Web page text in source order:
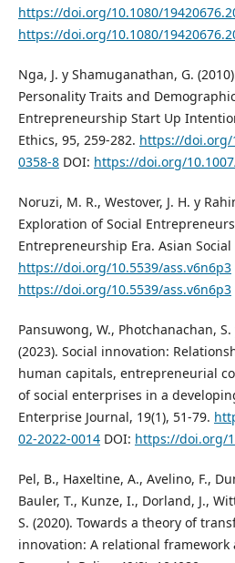
https://doi.org/10.1080/
https://doi.org/10.1080/
Nga, J. y Shamuganathan, G.
Personality Traits and
Entrepreneurship Start Up
Ethics, 95, 259-282. https://doi.org/
0358-8DOI: https://doi.org/
Noruzi, M. R., Westover, J. H. y
Exploration of Social
Entrepreneurship Era. Asian Social
https://doi.org/10.5539/ass.v6n6p3
https://doi.org/10.5539/ass.v6n6p3
Pansuwong, W., Photchanachan,
(2023). Social innovation:
human capitals, entrepreneurial
of social enterprises in a
Enterprise Journal, 19(1), 51-79.
02-2022-0014DOI: https://doi.org/
Pel, B., Haxeltine, A., Avelino, F.,
Bauler, T., Kunze, I., Dorland, J.,
S. (2020). Towards a theory of
innovation: A relational framework